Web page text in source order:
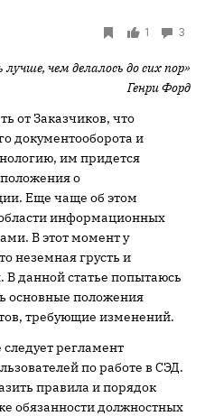
1 3
чем делалось до сих пор»
Генри Форд
от Заказчиков, что
документооборота и
им придется
о
Еще чаще об этом
информационных
В этот момент у
неземная грусть и
В данной статье попытаюсь
основные положения
требующие изменений.
регламент
по работе в СЭД.
правила и порядок
обязанности должностных